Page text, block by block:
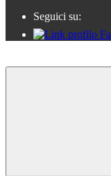
Seguici su: